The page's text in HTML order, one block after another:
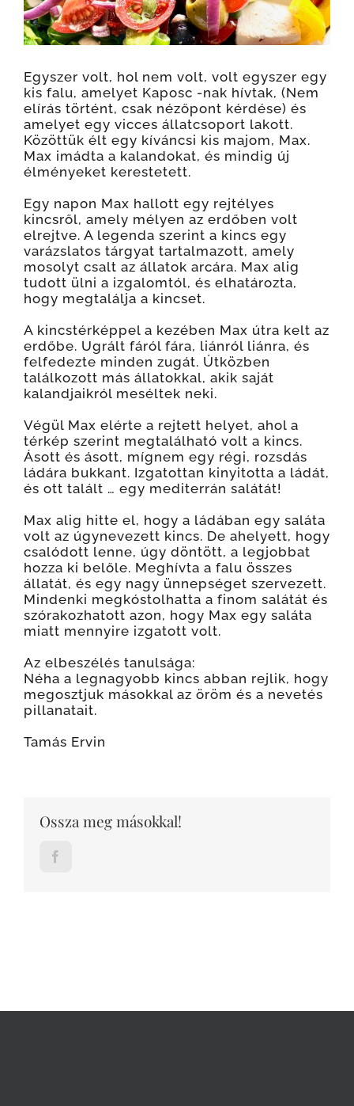
Egyszer volt, hol nem volt, volt egyszer egy
kis falu, amelyet Kaposc -nak hívtak, (Nem
elírás történt, csak nézőpont kérdése) és
amelyet egy vicces állatcsoport lakott.
Közöttük élt egy kíváncsi kis majom, Max.
Max imádta a kalandokat, és mindig új
élményeket kerestetett.
Egy napon Max hallott egy rejtélyes
kincsről, amely mélyen az erdőben volt
elrejtve. A legenda szerint a kincs egy
varázslatos tárgyat tartalmazott, amely
mosolyt csalt az állatok arcára. Max alig
tudott ülni a izgalomtól, és elhatározta,
hogy megtalálja a kincset.
A kincstérképpel a kezében Max útra kelt az
erdőbe. Ugrált fáról fára, liánról liánra, és
felfedezte minden zugát. Útközben
találkozott más állatokkal, akik saját
kalandjaikról meséltek neki.
Végül Max elérte a rejtett helyet, ahol a
térkép szerint megtalálható volt a kincs.
Ásott és ásott, mígnem egy régi, rozsdás
ládára bukkant. Izgatottan kinyitotta a ládát,
és ott talált … egy mediterrán salátát!
Max alig hitte el, hogy a ládában egy saláta
volt az úgynevezett kincs. De ahelyett, hogy
csalódott lenne, úgy döntött, a legjobbat
hozza ki belőle. Meghívta a falu összes
állatát, és egy nagy ünnepséget szervezett.
Mindenki megkóstolhatta a finom salátát és
szórakozhatott azon, hogy Max egy saláta
miatt mennyire izgatott volt.
Az elbeszélés tanulsága:
Néha a legnagyobb kincs abban rejlik, hogy
megosztjuk másokkal az öröm és a nevetés
pillanatait.
Tamás Ervin
Ossza meg másokkal!